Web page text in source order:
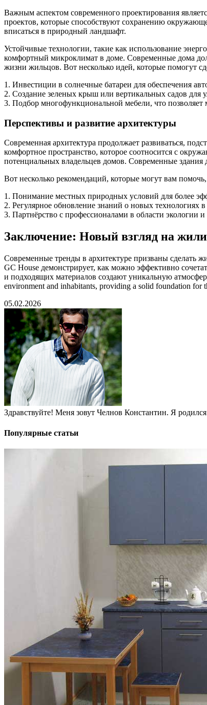
Важным аспектом современного проектирования
проектов, которые способствуют сохранению
вписаться в природный ландшафт.
Устойчивые технологии, такие как использование
комфортный микроклимат в доме. Современные дома
жизни жильцов. Вот несколько идей, которые помогут
1. Инвестиции в солнечные батареи для обеспечения
2. Создание зеленых крыш или вертикальных садов для
3. Подбор многофункциональной мебели, что позволяет
Перспективы и развитие архитектуры
Современная архитектура продолжает развиваться,
комфортное пространство, которое соотносится с
потенциальных владельцев домов. Современные
Вот несколько рекомендаций, которые могут вам
1. Понимание местных природных условий для более
2. Регулярное обновление знаний о новых технологиях
3. Партнёрство с профессионалами в области экологии и
Заключение: Новый взгляд на
Современные тренды в архитектуре призваны сделать
GC House демонстрирует, как можно эффективно
и подходящих материалов создают уникальную
environment and inhabitants, providing a solid foundation for
05.02.2026
Здравствуйте! Меня зовут Челнов Константин. Я
Популярные статьи